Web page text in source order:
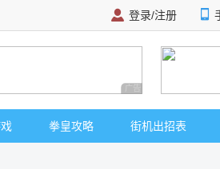
登录/注册
广告 商业广告，理性选择
拳皇攻略 街机出招表